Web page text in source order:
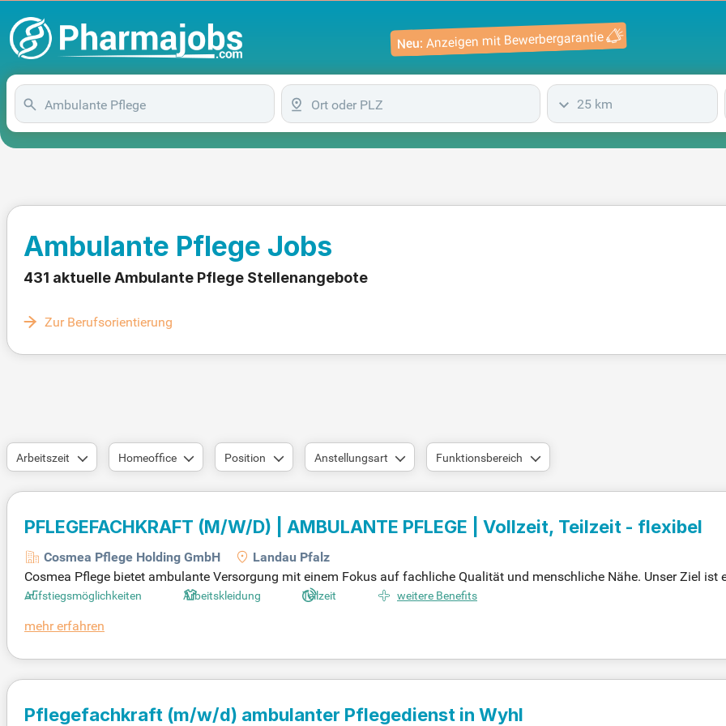
Neu: Anzeigen mit Bewerbergarantie
25 km
Ambulante Pflege Jobs
431 aktuelle Ambulante Pflege Stellenangebote
Zur Berufsorientierung
Arbeitszeit Homeoffice Position Anstellungsart Funktionsbereich
PFLEGEFACHKRAFT (M/W/D) | AMBULANTE PFLEGE | Vollzeit, Teilzeit - flexibel
Cosmea Pflege Holding GmbH
Landau Pfalz
Cosmea Pflege bietet ambulante Versorgung mit einem Fokus auf fachliche Qualität und menschliche Nähe. Unser Ziel ist
stbestimmt in ihrem vertrauten Zuhause leben können. Unsere Pflegefachkräfte erhalten nicht nur ein dickes Gehalt von bis
autheit. Bei Cosmea Pflege erwartet dich ein unterstützendes Team, das Wissen teilt und gemeinsam Lösungen findet.
Aufstiegsmöglichkeiten Arbeitskleidung Teilzeit weitere Benefits
mehr erfahren
Pflegefachkraft (m/w/d) ambulanter Pflegedienst in Wyhl